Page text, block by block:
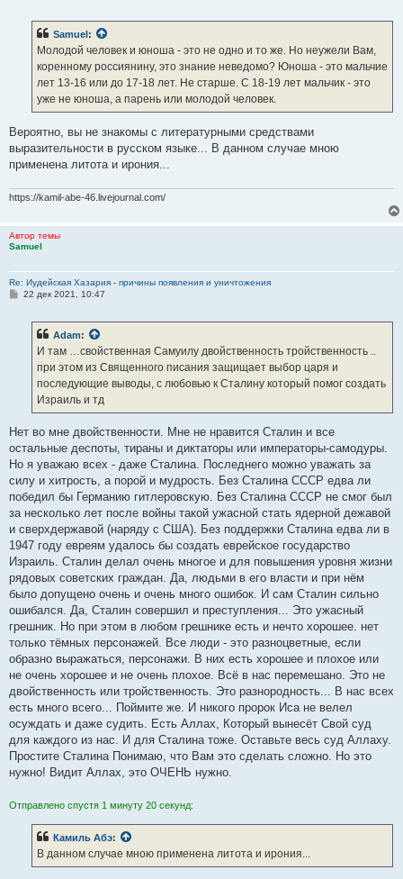
Samuel :
Молодой человек и юноша - это не одно и то же. Но неужели Вам,
коренному россиянину, это знание неведомо? Юноша - это мальчие
лет 13-16 или до 17-18 лет. Не старше. С 18-19 лет мальчик - это
уже не юноша, а парень или молодой человек.
Вероятно, вы не знакомы с литературными средствами
выразительности в русском языке... В данном случае мною
применена литота и ирония...
https://kamil-abe-46.livejournal.com/
Автор темы
Samuel
Re: Иудейская Хазария - причины появления и уничтожения
С22 дек 2021, 10:47
Adam:
И там …свойственная Самуилу двойственность тройственность ..
при этом из Священного писания защищает выбор царя и
последующие выводы, с любовью к Сталину который помог создать
Израиль и тд
Нет во мне двойственности. Мне не нравится Сталин и все
остальные деспоты, тираны и диктаторы или императоры-самодуры.
Но я уважаю всех - даже Сталина. Последнего можно уважать за
силу и хитрость, а порой и мудрость. Без Сталина СССР едва ли
победил бы Германию гитлеровскую. Без Сталина СССР не смог был
за несколько лет после войны такой ужасной стать ядерной дежавой
и сверхдержавой (наряду с США). Без поддержки Сталина едва ли в
1947 году евреям удалось бы создать еврейское государство
Израиль. Сталин делал очень многое и для повышения уровня жизни
рядовых советских граждан. Да, людьми в его власти и при нём
было допущено очень и очень много ошибок. И сам Сталин сильно
ошибался. Да, Сталин совершил и преступления... Это ужасный
грешник. Но при этом в любом грешнике есть и нечто хорошее. нет
только тёмных персонажей. Все люди - это разноцветные, если
образно выражаться, персонажи. В них есть хорошее и плохое или
не очень хорошее и не очень плохое. Всё в нас перемешано. Это не
двойственность или тройственность. Это разнородность... В нас всех
есть много всего... Поймите же. И никого пророк Иса не велел
осуждать и даже судить. Есть Аллах, Который вынесёт Свой суд
для каждого из нас. И для Сталина тоже. Оставьте весь суд Аллаху.
Простите Сталина Понимаю, что Вам это сделать сложно. Но это
нужно! Видит Аллах, это ОЧЕНЬ нужно.
Отправлено спустя 1 минуту 20 секунд:
Камиль Абэ:
В данном случае мною применена литота и ирония...